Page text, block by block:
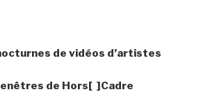
de vidéos d’artistes
de Hors[ ]Cadre